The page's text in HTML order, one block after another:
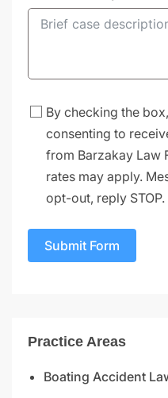
By checking the
consenting to
from Barzakay Law
rates may apply.
opt-out, reply
Submit Form
Practice Areas
Boating Accident